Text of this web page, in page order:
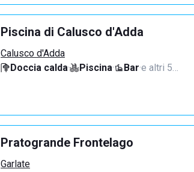
Piscina di Calusco d'Adda
Calusco d'Adda
Doccia calda· Piscina· Bar·e altri 5…
Pratogrande Frontelago
Garlate